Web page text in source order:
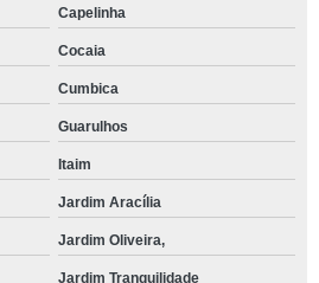
Capelinha
Cocaia
Cumbica
Guarulhos
Itaim
Jardim Aracília
Jardim Oliveira,
Jardim Tranquilidade